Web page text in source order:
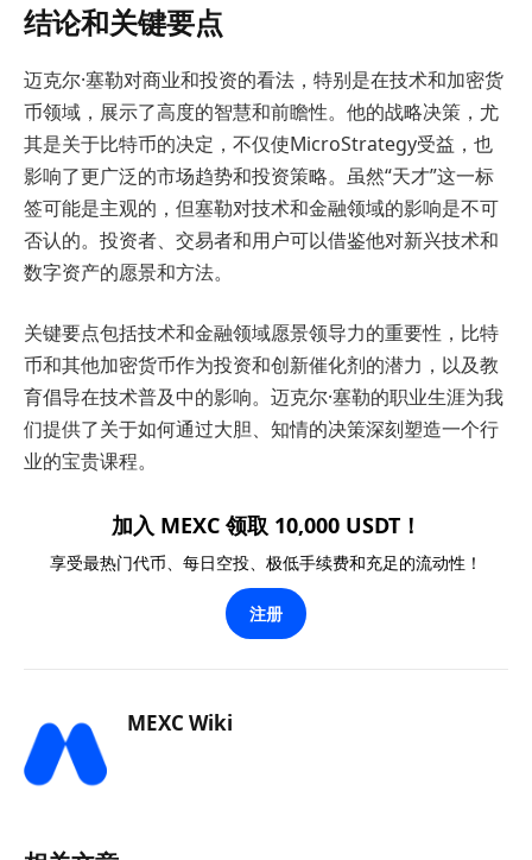
结论和关键要点
迈克尔·塞勒对商业和投资的看法，特别是在技术和加密货
币领域，展示了高度的智慧和前瞻性。他的战略决策，尤
其是关于比特币的决定，不仅使MicroStrategy受益，也
影响了更广泛的市场趋势和投资策略。虽然“天才”这一标
签可能是主观的，但塞勒对技术和金融领域的影响是不可
否认的。投资者、交易者和用户可以借鉴他对新兴技术和
数字资产的愿景和方法。
关键要点包括技术和金融领域愿景领导力的重要性，比特
币和其他加密货币作为投资和创新催化剂的潜力，以及教
育倡导在技术普及中的影响。迈克尔·塞勒的职业生涯为我
们提供了关于如何通过大胆、知情的决策深刻塑造一个行
业的宝贵课程。
加入 MEXC 领取 10,000 USDT！
享受最热门代币、每日空投、极低手续费和充足的流动性！
注册
MEXC Wiki